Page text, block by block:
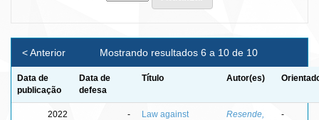
Mostrando resultados 6 a 10 de 10
< Anterior
Data de
publicação
Data de
defesa
Título Autor(es)
2022 -
Law against
Resende,
-